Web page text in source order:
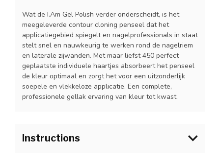
Wat de I.Am Gel Polish verder onderscheidt, is het
meegeleverde contour cloning penseel dat het
applicatiegebied spiegelt en nagelprofessionals in staat
stelt snel en nauwkeurig te werken rond de nagelriem
en laterale zijwanden. Met maar liefst 450 perfect
geplaatste individuele haartjes absorbeert het penseel
de kleur optimaal en zorgt het voor een uitzonderlijk
soepele en vlekkeloze applicatie. Een complete,
professionele gellak ervaring van kleur tot kwast.
Instructions